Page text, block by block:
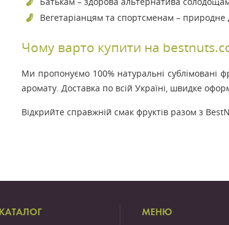
Вегетаріанцям та спортсменам – природне
Чому варто купити на
Ми пропонуємо 100% натуральні сублімовані
аромату. Доставка по всій Україні, швидке
Відкрийте справжній смак фруктів разом з
КАТАЛОГ МЕНЮ